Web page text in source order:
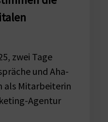
zwei Tage
und Aha-
als Mitarbeiterin
Agentur